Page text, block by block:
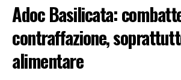
Adoc Basilicata:
contraffazione,
alimentare